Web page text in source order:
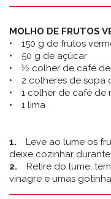
MOLHO DE FRUTOS
150 g de frutos
50 g de açúcar
½ colher de café
2 colheres de sopa
1 colher de café de
1 lima
1.
Leve ao lume os
deixe cozinhar durante
2.
Retire do lume,
vinagre e umas